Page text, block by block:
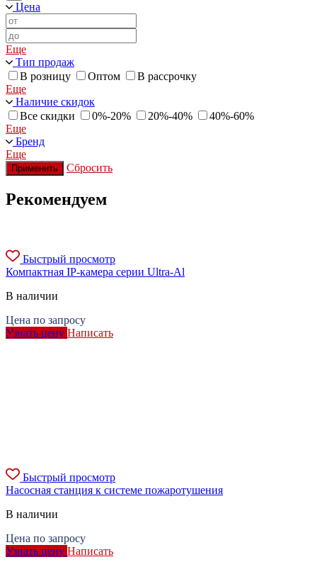
Цена
Еще
Тип продаж
В розницу
Оптом
В рассрочку
Еще
Наличие скидок
Все скидки
0%-20% 20%-40%
40%-60%
Еще
Бренд
Еще
Применить Сбросить
Рекомендуем
Быстрый просмотр
Компактная IP-камера серии Ultra-Al
В наличии
Цена по запросу
Узнать цену Написать
Быстрый просмотр
Насосная станция к системе пожаротушения
В наличии
Цена по запросу
Узнать цену Написать